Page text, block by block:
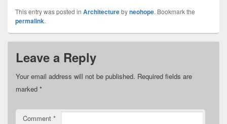
This entry was posted in Architecturebyneohope. Bookmark the
permalink.
Leave a Reply
Your email address will not be published. Required fields are
marked *
Comment *